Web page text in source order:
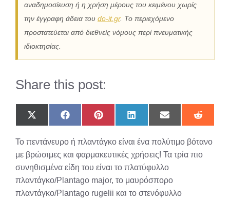
αναδημοσίευση ή η χρήση μέρους του κειμένου χωρίς
την έγγραφη άδεια του do-it.gr. Το περιεχόμενο
προστατεύεται από διεθνείς νόμους περί πνευματικής
ιδιοκτησίας.
Share this post:
Share
on
(Twitter)
Share
on
Share
on
Share
on
Share
on
Share
on
Το πεντάνευρο ή πλαντάγκο είναι ένα πολύτιμο βότανο
με βρώσιμες και φαρμακευτικές χρήσεις! Τα τρία πιο
συνηθισμένα είδη του είναι το πλατύφυλλο
πλαντάγκο/Plantago major, το μαυρόσπορο
πλαντάγκο/Plantago rugelii και το στενόφυλλο